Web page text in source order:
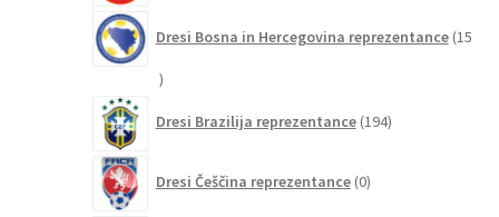
Dresi Bosna in Hercegovina reprezentance 15
15
Dresi Brazilija reprezentance 194izdelkov
Dresi Češčina reprezentance 0izdelkov